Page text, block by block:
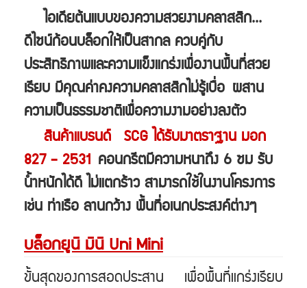
ไอเดียต้นแบบของความสวยงามคลาสสิก...
ดีไซน์ก้อนบล็อกให้เป็นสากล ควบคู่กับ
ประสิทธิภาพและความแข็งแกร่งเพื่องานพื้นที่สวย
เรียบ มีคุณค่าคงความคลาสสิกไม่รู้เบื่อ ผสาน
ความเป็นธรรมชาติเพื่อความงามอย่างลงตัว
สินค้าแบรนด์ SCG ได้รับมาตราฐาน มอก
827 - 2531 คอนกรีตมีความหนาถึง 6 ซม รับ
น้ำหนักได้ดี ไม่แตกร้าว สามารถใช้ในงานโครงการ
เช่น ท่าเรือ ลานกว้าง พื้นที่อเนกประสงค์ต่างๆ
บล็อกยูนิ มินิ Uni Mini
ขั้้นสุดของการสอดประสาน เพื่อพื้นที่แกร่งเรียบ